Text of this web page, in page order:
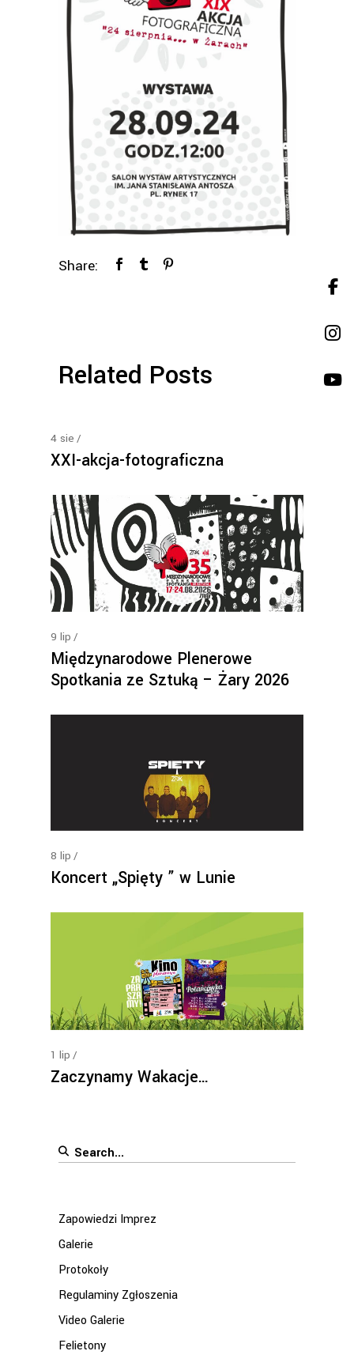
Share:
Related Posts
4 sie
XXI-akcja-fotograficzna
9 lip
Międzynarodowe Plenerowe
Spotkania ze Sztuką – Żary 2026
8 lip
Koncert „Spięty ” w Lunie
1 lip
Zaczynamy Wakacje…
Search
Zapowiedzi Imprez
Galerie
Protokoły
Regulaminy Zgłoszenia
Video Galerie
Felietony